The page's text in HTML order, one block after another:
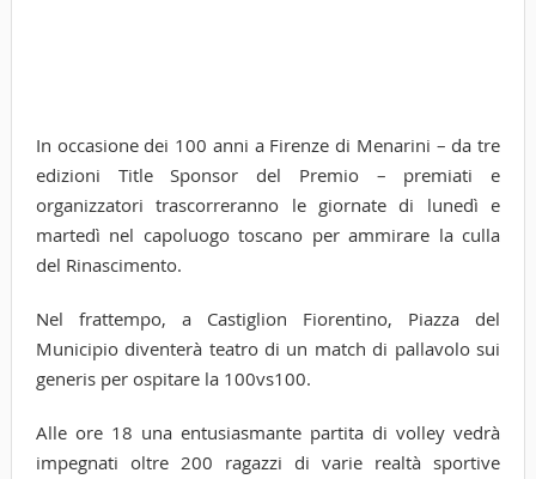
In occasione dei 100 anni a Firenze di Menarini – da tre
edizioni Title Sponsor del Premio – premiati e
organizzatori trascorreranno le giornate di lunedì e
martedì nel capoluogo toscano per ammirare la culla
del Rinascimento.
Nel frattempo, a Castiglion Fiorentino, Piazza del
Municipio diventerà teatro di un match di pallavolo sui
generis per ospitare la 100vs100.
Alle ore 18 una entusiasmante partita di volley vedrà
impegnati oltre 200 ragazzi di varie realtà sportive